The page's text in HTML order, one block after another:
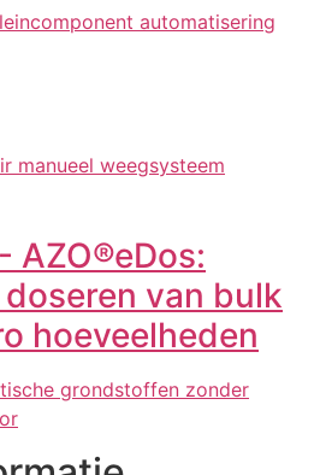
automatisering
manueel weegsysteem
AZO®eDos:
van bulk
hoeveelheden
grondstoffen zonder